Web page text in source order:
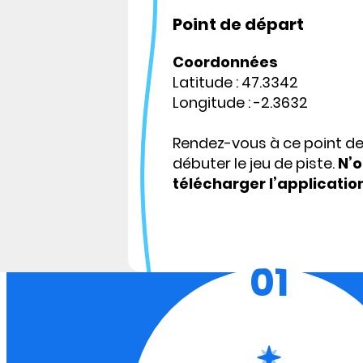
Point de départ
Coordonnées
Latitude : 47.3342
Longitude : -2.3632
Rendez-vous à ce point
débuter le jeu de piste.
télécharger
01